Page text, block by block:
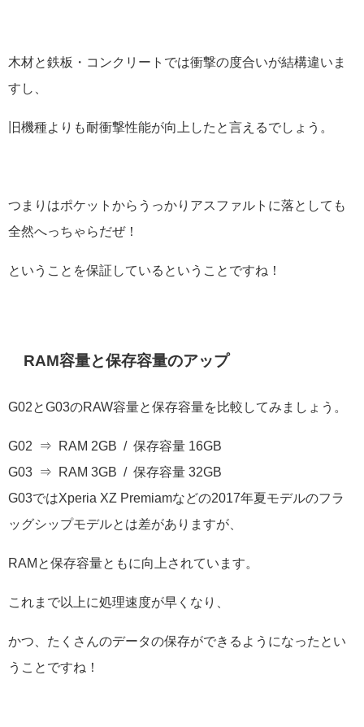
木材と鉄板・コンクリートでは衝撃の度合いが結構違いま
すし、
旧機種よりも耐衝撃性能が向上したと言えるでしょう。
つまりはポケットからうっかりアスファルトに落としても
全然へっちゃらだぜ！
ということを保証しているということですね！
RAM容量と保存容量のアップ
G02とG03のRAW容量と保存容量を比較してみましょう。
G02 ⇒ RAM 2GB / 保存容量 16GB
G03 ⇒ RAM 3GB / 保存容量 32GB
G03ではXperia XZ Premiamなどの2017年夏モデルのフラ
ッグシップモデルとは差がありますが、
RAMと保存容量ともに向上されています。
これまで以上に処理速度が早くなり、
かつ、たくさんのデータの保存ができるようになったとい
うことですね！